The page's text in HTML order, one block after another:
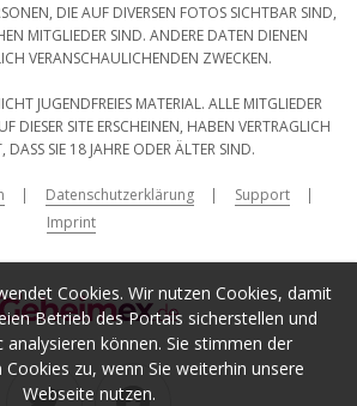
Cookies. Wir nutzen Cookies, damit
Betrieb des Portals sicherstellen und
analysieren können. Sie stimmen der
Cookies zu, wenn Sie weiterhin unsere
Webseite nutzen.
DIE AUF DIVERSEN FOTOS SICHTBAR SIND,
MITGLIEDER SIND. ANDERE DATEN DIENEN
VERANSCHAULICHENDEN ZWECKEN.
JUGENDFREIES MATERIAL. ALLE MITGLIEDER
DIESER SITE ERSCHEINEN, HABEN VERTRAGLICH
DASS SIE 18 JAHRE ODER ÄLTER SIND.
Datenschutzerklärung
Support
Imprint